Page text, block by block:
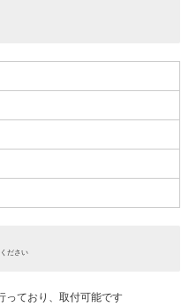
ださい
っており、取付可能です